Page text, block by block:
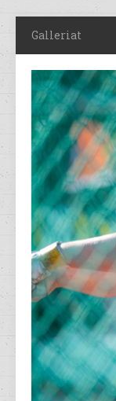
Galleriat